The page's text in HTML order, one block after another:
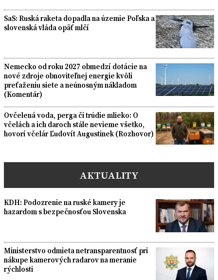
SaS: Ruská raketa dopadla na územie Poľska a
slovenská vláda opäť mlčí
Nemecko od roku 2027 obmedzí dotácie na
nové zdroje obnoviteľnej energie kvôli
preťaženiu siete a neúnosným nákladom
(Komentár)
Ovčelená voda, perga či trúdie mlieko: O
včelách a ich daroch stále nevieme všetko,
hovorí včelár Ľudovít Augustinek (Rozhovor)
AKTUALITY
KDH: Podozrenie na ruské kamery je
hazardom s bezpečnosťou Slovenska
Ministerstvo odmieta netransparentnosť pri
nákupe kamerových radarov na meranie
rýchlosti